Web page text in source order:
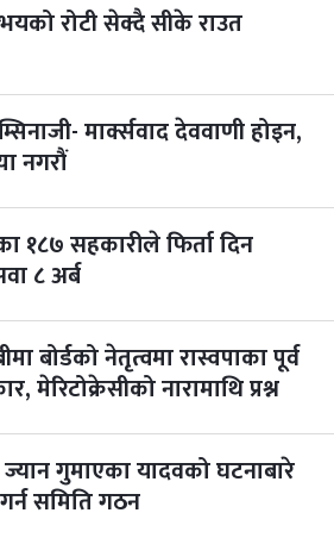
रोटी सेक्दै सीके राउत
मार्क्सवाद देववाणी होइन,
नगरौं
१८७ सहकारीले फिर्ता दिन
८ अर्ब
बोर्डको नेतृत्वमा रास्वपाका पूर्व
मेरिटोक्रेसीको नारामाथि प्रश्न
ज्यान गुमाएका यादवको घटनाबारे
समिति गठन